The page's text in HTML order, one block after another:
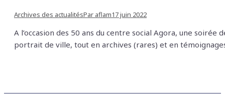
Archives des actualitésPar aflam17 juin 2022
A l’occasion des 50 ans du centre social Agora, une
portrait de ville, tout en archives (rares) et en